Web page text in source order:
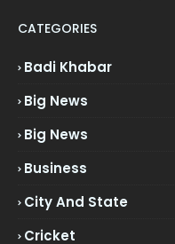
CATEGORIES
Badi Khabar
Big News
Big News
Business
City And State
Cricket